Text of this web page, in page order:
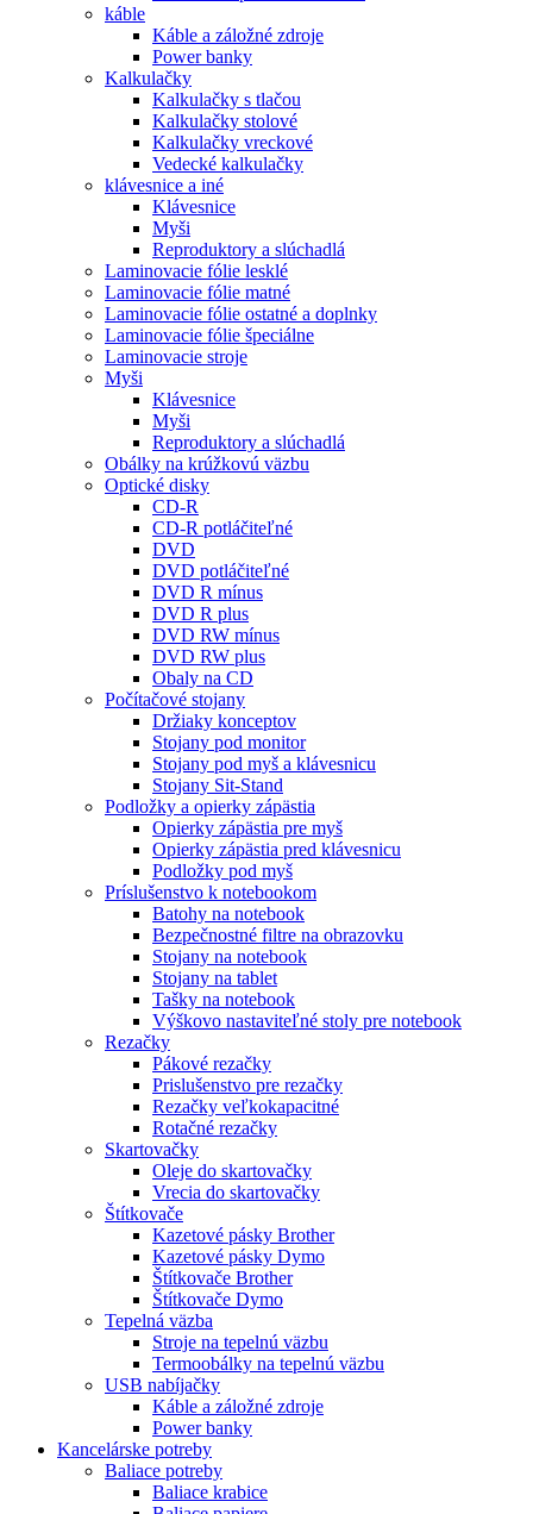
káble
Káble a záložné zdroje
Power banky
Kalkulačky
Kalkulačky s tlačou
Kalkulačky stolové
Kalkulačky vreckové
Vedecké kalkulačky
klávesnice a iné
Klávesnice
Myši
Reproduktory a slúchadlá
Laminovacie fólie lesklé
Laminovacie fólie matné
Laminovacie fólie ostatné a doplnky
Laminovacie fólie špeciálne
Laminovacie stroje
Myši
Klávesnice
Myši
Reproduktory a slúchadlá
Obálky na krúžkovú väzbu
Optické disky
CD-R
CD-R potláčiteľné
DVD
DVD potláčiteľné
DVD R mínus
DVD R plus
DVD RW mínus
DVD RW plus
Obaly na CD
Počítačové stojany
Držiaky konceptov
Stojany pod monitor
Stojany pod myš a klávesnicu
Stojany Sit-Stand
Podložky a opierky zápästia
Opierky zápästia pre myš
Opierky zápästia pred klávesnicu
Podložky pod myš
Príslušenstvo k notebookom
Batohy na notebook
Bezpečnostné filtre na obrazovku
Stojany na notebook
Stojany na tablet
Tašky na notebook
Výškovo nastaviteľné stoly pre notebook
Rezačky
Pákové rezačky
Prislušenstvo pre rezačky
Rezačky veľkokapacitné
Rotačné rezačky
Skartovačky
Oleje do skartovačky
Vrecia do skartovačky
Štítkovače
Kazetové pásky Brother
Kazetové pásky Dymo
Štítkovače Brother
Štítkovače Dymo
Tepelná väzba
Stroje na tepelnú väzbu
Termoobálky na tepelnú väzbu
USB nabíjačky
Káble a záložné zdroje
Power banky
Kancelárske potreby
Baliace potreby
Baliace krabice